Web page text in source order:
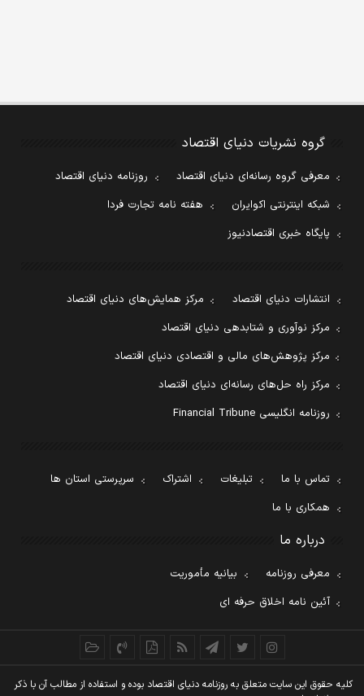
گروه نشریات دنیای اقتصاد
معرفی گروه رسانه‌ای دنیای اقتصاد
روزنامه دنیای اقتصاد
شبکه اینترنتی اکوایران
هفته نامه تجارت فردا
پایگاه خبری اقتصادنیوز
انتشارات دنیای اقتصاد
مرکز همایش‌های دنیای اقتصاد
مرکز نوآوری و شتابدهی دنیای اقتصاد
مرکز پژوهش‌های مالی و اقتصادی دنیای اقتصاد
مرکز راه حل‌های رسانه‌ای دنیای اقتصاد
روزنامه انگلیسی Financial Tribune
تماس با ما تبلیغات اشتراک
سرپرستی استان ها
همکاری با ما
درباره ما
معرفی روزنامه
بیانیه مأموریت
آئین نامه اخلاق حرفه ای
کليه حقوق اين سايت متعلق به روزنامه دنيای اقتصاد بوده و استفاده از مطالب آن با ذکر